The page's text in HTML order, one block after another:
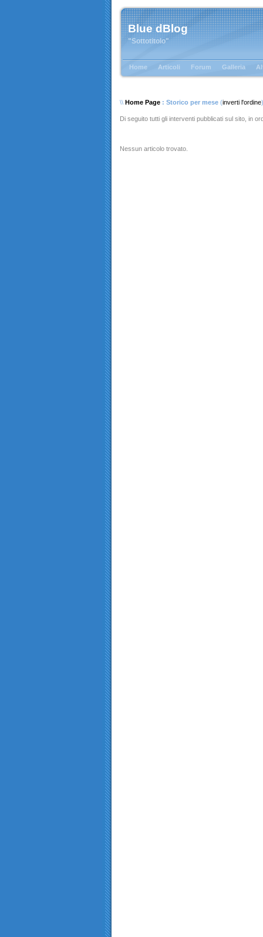
Blue dBlog
"Sottotitolo"
Home Articoli Forum Galleria
\\ Home Page : Storico per mese (inverti l'ordine)
Di seguito tutti gli interventi pubblicati sul sito, in
Nessun articolo trovato.